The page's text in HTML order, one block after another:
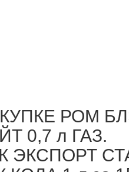
РОМ
0,7 л ГАЗ.
ЭКСПОРТ